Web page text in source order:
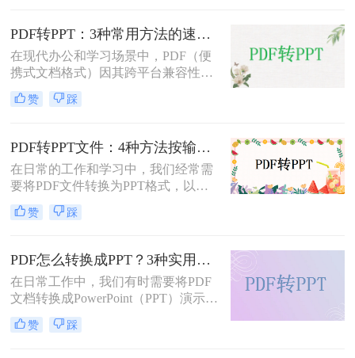
脑pdf如何转化为ppt呢？本文将详细
介绍五种将PDF转换成PPT的方法，
帮助您轻松应对各种需求。
PDF转PPT：3种常用方法的速度对比和适用文件类型！
在现代办公和学习场景中，PDF（便
携式文档格式）因其跨平台兼容性和
内容稳定性而广泛使用。然而，在某
些情况下，我们可能需要将PDF文件
以便于编辑、演示或分享。那么PDF
如何转ppt呢？本文将详细介绍几种常
用的PDF转PPT的方法。
赞 踩
PDF转PPT文件：4种方法按输出格式（pptx/ppt）和页数选择!
在日常的工作和学习中，我们经常需
要将PDF文件转换为PPT格式，以便
进行演示或编辑。那么如何将pdf转换
成ppt文件呢？本文将介绍四种常用的
赞 踩
PDF怎么转换成PPT？3种实用方法详解！
在日常工作中，我们有时需要将PDF
文档转换成PowerPoint（PPT）演示文
稿以方便展示或编辑。那么PDF怎么
转换成PPT呢？本文将介绍几种实现
赞 踩